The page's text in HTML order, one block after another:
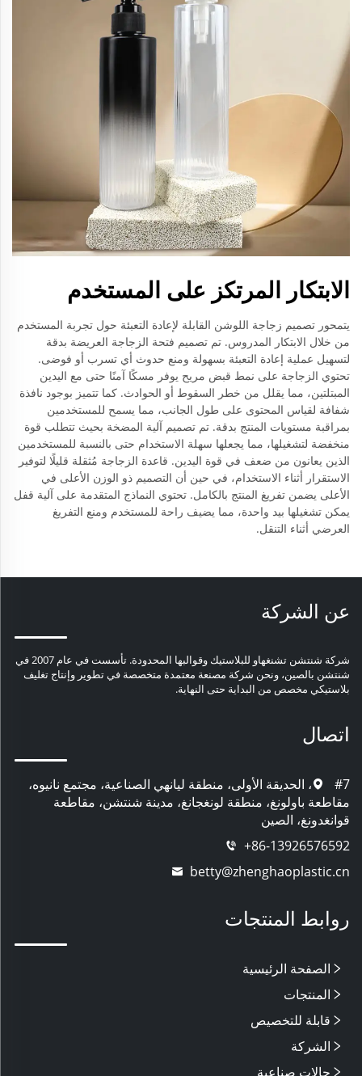
الابتكار المرتكز على المستخدم
يتمحور تصميم زجاجة اللوشن القابلة لإعادة التعبئة حول تجربة المستخدم
من خلال الابتكار المدروس. تم تصميم فتحة الزجاجة العريضة بدقة
لتسهيل عملية إعادة التعبئة بسهولة ومنع حدوث أي تسرب أو فوضى.
تحتوي الزجاجة على نمط قبض مريح يوفر مسكًا آمنًا حتى مع اليدين
المبتلتين، مما يقلل من خطر السقوط أو الحوادث. كما تتميز بوجود نافذة
شفافة لقياس المحتوى على طول الجانب، مما يسمح للمستخدمين
بمراقبة مستويات المنتج بدقة. تم تصميم آلية المضخة بحيث تتطلب قوة
منخفضة لتشغيلها، مما يجعلها سهلة الاستخدام حتى بالنسبة للمستخدمين
الذين يعانون من ضعف في قوة اليدين. قاعدة الزجاجة مُثقلة قليلًا لتوفير
الاستقرار أثناء الاستخدام، في حين أن التصميم ذو الوزن الأعلى في
الأعلى يضمن تفريغ المنتج بالكامل. تحتوي النماذج المتقدمة على آلية قفل
يمكن تشغيلها بيد واحدة، مما يضيف راحة للمستخدم ومنع التفريغ
العرضي أثناء التنقل.
عن الشركة
شركة شنتشن تشنغهاو للبلاستيك وقوالبها المحدودة. تأسست في عام 2007 في
شنتشن بالصين، ونحن شركة مصنعة معتمدة متخصصة في تطوير وإنتاج تغليف
بلاستيكي مخصص من البداية حتى النهاية.
اتصال
#7، الحديقة الأولى، منطقة ليانهي الصناعية، مجتمع نانيوه،
مقاطعة باولونغ، منطقة لونغجانغ، مدينة شنتشن، مقاطعة
قوانغدونغ، الصين
+86-13926576592
betty@zhenghaoplastic.cn
روابط المنتجات
الصفحة الرئيسية
المنتجات
قابلة للتخصيص
الشركة
حالات صناعية